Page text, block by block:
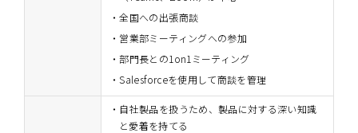
全国への出張商談
営業部ミーティングへの参加
部門長との1on1ミーティング
Salesforceを使用して商談を管理
自社製品を扱うため、製品に対する深い知識
と愛着を持てる